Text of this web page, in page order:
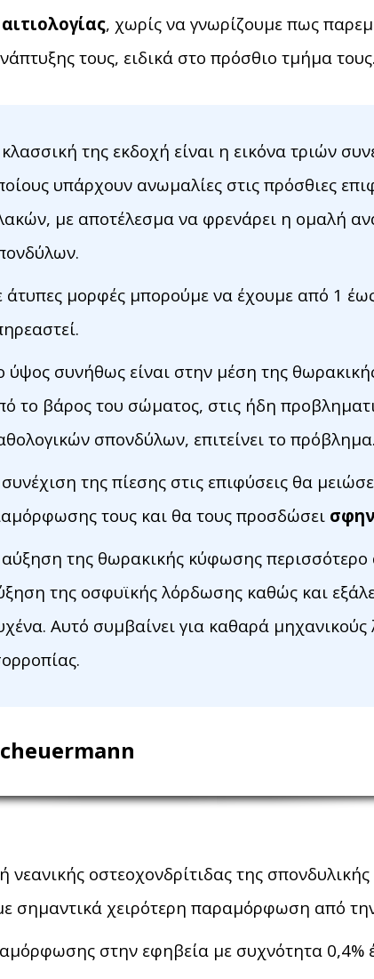
, χωρίς να γνωρίζουμε πως
τους, ειδικά στο πρόσθιο τμήμα τους.
της εκδοχή είναι η εικόνα τριών
υπάρχουν ανωμαλίες στις πρόσθιες
με αποτέλεσμα να φρενάρει η ομαλή
άτυπες μορφές μπορούμε να έχουμε από 1
ύψος συνήθως είναι στην μέση της
το βάρος του σώματος, στις ήδη
σπονδύλων, επιτείνει το πρόβλημα.
της πίεσης στις επιφύσεις θα
τους και θα τους προσδώσει
της θωρακικής κύφωσης περισσότερο
της οσφυϊκής λόρδωσης καθώς και
Αυτό συμβαίνει για καθαρά μηχανικούς
οστεοχονδρίτιδας της
σημαντικά χειρότερη παραμόρφωση από
στην εφηβεία με συχνότητα 0,4%